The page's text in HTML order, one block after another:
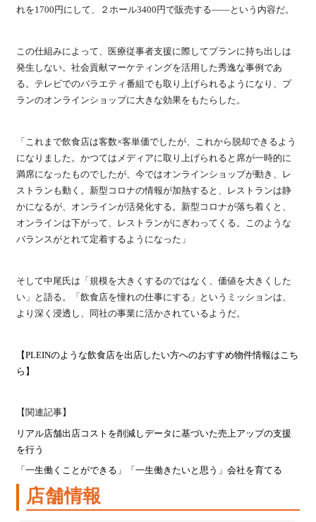
れを1700円にして、２ホール3400円で販売する――という内容だ。
この仕組みによって、医療従事者支援に際してプランに持ち出しは
発生しない。社会貢献マーケティングを活用した秀逸な事例であ
る。テレビでのバラエティ番組でも取り上げられるようになり、プ
ランのオンラインショップに大きな効果をもたらした。
「これまで飲食店は客数×客単価でしたが、これから脱却できるよう
になりました。かつてはメディアに取り上げられると席が一時的に
満席になったものでしたが、今ではオンラインショップが動き、レ
ストランも動く。新型コロナの情報が加熱すると、レストランは静
かになるが、オンラインが活発化する。新型コロナが落ち着くと、
オンラインは下がって、レストランがにぎわってくる。このような
バランスがとれて定着するようになった」
そして中尾氏は「規模を大きくするのではなく、価値を大きくした
い」と語る。「飲食店を憧れの仕事にする」というミッションは、
より深く浸透し、同社の事業に活かされているようだ。
【PLEINのような飲食店を出店したい方へのおすすめ物件情報はこち
ら】
【関連記事】
リアル店舗出店コストを削減しデータに基づいた売上アップの支援
を行う
「一生働くことができる」「一生働きたいと思う」会社を育てる
店舗情報